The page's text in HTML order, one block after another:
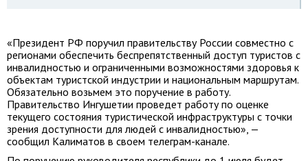
«Президент РФ поручил правительству России совместно с
регионами обеспечить беспрепятственный доступ туристов с
инвалидностью и ограниченными возможностями здоровья к
объектам туристской индустрии и национальным маршрутам.
Обязательно возьмем это поручение в работу.
Правительство Ингушетии проведет работу по оценке
текущего состояния туристической инфраструктуры с точки
зрения доступности для людей с инвалидностью», —
сообщил Калиматов в своем телеграм-канале.